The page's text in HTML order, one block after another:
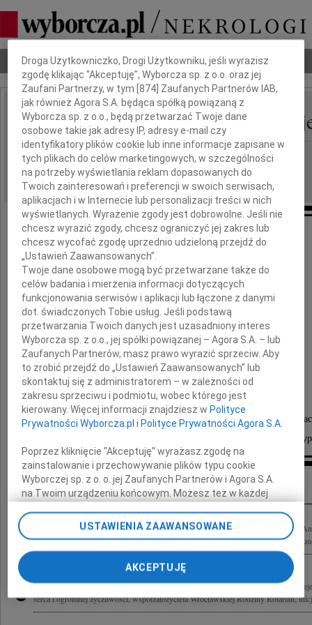
Nekrologi Odeszli Poradnik pogrzebowy
IMIĘ I NAZWISKO: Andrzej January
REGION: Wrocław
DATA EMISJI: 14.12.2010
Łączymy się w tych trudnych dniach z
zmarłego
Andrzeja Januarego
Maciejewskiego
W Osobie Zmarłego straciliśmy aktywnego
Stowarzyszenia Bratniej Pomocy Odd Fellows w
Inne kondolencje
Z wielkim bólem przyjęliśmy wiadomość o śmierci naszego aktywnego działacza
Maciejewskiego Łączymy się w smutku i żalu z Rodziną Zmarłego Dolnośląska
Z głębokim smutkiem przyjęliśmy wiadomość o śmierci Andrzeja Januarego
serca i ogromnej życzliwości, współzałożyciela Wrocławskiej Rodziny Rotarian,
Dbamy o Twoją prywatność
Droga Użytkowniczko, Drogi Użytkowniku, jeśli wyrazisz
zgodę klikając "Akceptuję", Wyborcza sp. z o.o. oraz jej
Zaufani Partnerzy, w tym [874] Zaufanych Partnerów IAB,
jak również Agora S.A. będąca spółką powiązaną z
Wyborcza sp. z o.o., będą przetwarzać Twoje dane
osobowe takie jak adresy IP, adresy e-mail czy
identyfikatory plików cookie lub inne informacje zapisane w
tych plikach do celów marketingowych, w szczególności
na potrzeby wyświetlania reklam dopasowanych do
Twoich zainteresowań i preferencji w swoich serwisach,
aplikacjach i w Internecie lub personalizacji treści w nich
wyświetlanych. Wyrażenie zgody jest dobrowolne. Jeśli nie
chcesz wyrazić zgody, chcesz ograniczyć jej zakres lub
chcesz wycofać zgodę uprzednio udzieloną przejdź do
„Ustawień Zaawansowanych”.
Twoje dane osobowe mogą być przetwarzane także do
celów badania i mierzenia informacji dotyczących
funkcjonowania serwisów i aplikacji lub łączone z danymi
dot. świadczonych Tobie usług. Jeśli podstawą
przetwarzania Twoich danych jest uzasadniony interes
Wyborcza sp. z o.o., jej spółki powiązanej – Agora S.A. – lub
Zaufanych Partnerów, masz prawo wyrazić sprzeciw. Aby
to zrobić przejdź do „Ustawień Zaawansowanych” lub
skontaktuj się z administratorem – w zależności od
zakresu sprzeciwu i podmiotu, wobec którego jest
kierowany. Więcej informacji znajdziesz wPolityce
Prywatności Wyborcza.pl iPolityce Prywatności Agora S.A.
Poprzez kliknięcie "Akceptuję" wyrażasz zgodę na
zainstalowanie i przechowywanie plików typu cookie
Wyborczej sp. z o. o. jej Zaufanych Partnerów i Agora S.A.
na Twoim urządzeniu końcowym. Możesz też w każdej
ponownie wywołując narzędzie do zarządzania Twoimi
preferencjami dot. przetwarzania danych poprzez
odnośnik „Ustawienia prywatności” w stopce serwisu i
przechodząc do sekcji „Ustawienia zaawansowane”.
Zmiana ustawień plików cookie możliwa jest także za
USTAWIENIA ZAAWANSOWANE
AKCEPTUJĘ